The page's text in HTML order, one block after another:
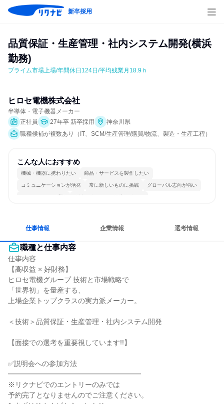
新卒採用
品質保証・生産管理・社内システム開発(横浜
勤務)
プライム市場上場/年間休日124日/平均残業月18.9ｈ
ヒロセ電機株式会社
半導体・電子機器メーカー
正社員
27年卒 新卒採用
神奈川県
職種候補が複数あり（IT、SCM/生産管理/購買/物流、製造・生産工程）
こんな人におすすめ
機械・機器に携わりたい 商品・サービスを製作したい
コミュニケーションが活発 常に新しいものに挑戦 グローバル志向が強い
チームワークを重視 女性が働きやすい環境で働ける
仕事情報 企業情報 選考情報
職種と仕事内容
仕事内容
【高収益 × 好財務】
ヒロセ電機グループ 技術と市場戦略で
「世界初」を量産する、
上場企業トップクラスの実力派メーカー。
＜技術＞品質保証・生産管理・社内システム開発
【面接での選考を重要視しています!!】
✅説明会への参加方法
━━━━━━━━━━━━━━━━━━━
※リクナビでのエントリーのみでは
予約完了となりませんのでご注意ください。